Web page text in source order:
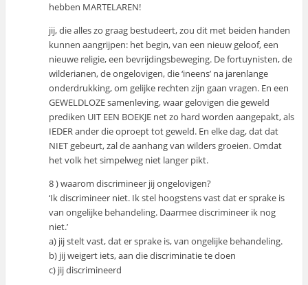
hebben MARTELAREN!
jij, die alles zo graag bestudeert, zou dit met beiden handen
kunnen aangrijpen: het begin, van een nieuw geloof, een
nieuwe religie, een bevrijdingsbeweging. De fortuynisten, de
wilderianen, de ongelovigen, die ‘ineens’ na jarenlange
onderdrukking, om gelijke rechten zijn gaan vragen. En een
GEWELDLOZE samenleving, waar gelovigen die geweld
prediken UIT EEN BOEKJE net zo hard worden aangepakt, als
IEDER ander die oproept tot geweld. En elke dag, dat dat
NIET gebeurt, zal de aanhang van wilders groeien. Omdat
het volk het simpelweg niet langer pikt.
8 ) waarom discrimineer jij ongelovigen?
‘Ik discrimineer niet. Ik stel hoogstens vast dat er sprake is
van ongelijke behandeling. Daarmee discrimineer ik nog
niet.’
a) jij stelt vast, dat er sprake is, van ongelijke behandeling.
b) jij weigert iets, aan die discriminatie te doen
c) jij discrimineerd